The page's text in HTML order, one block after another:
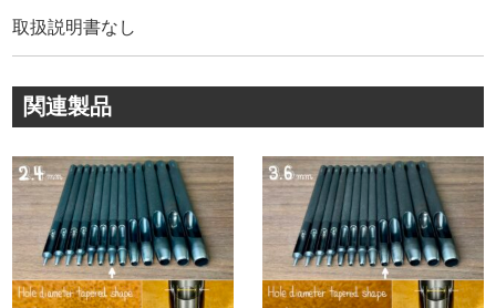
このクオリティーを維持し続けて、お客様に愛され続けて
いる理由です。
金具1つとっても、世の中には様々なメーカーがあります。
方もいらっしゃるかもしれません。
普段、金具の品質を金属製品としての視点から見る事がな
いかもしれません。
実は、金具はどこのメーカーでも同じでは無いんです。
弊社では、【日本製で高品質・低価格な金具】を、【レザ
ークラフト工具製造メーカーの視点】から選んで販売して
取扱説明書なし
関連製品